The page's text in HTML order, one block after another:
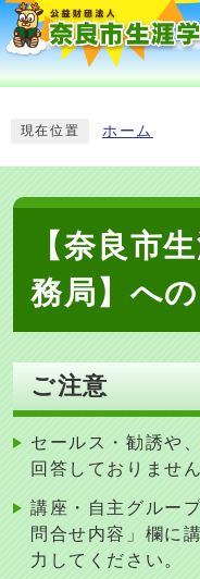
現在位置 ホーム
【奈良市
務局】へ
ご注意
セールス・勧誘や
回答しておりません
講座・自主グルー
問合せ内容」欄に
力してください。